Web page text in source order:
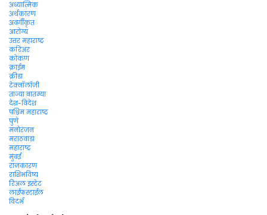
अध्यात्मिक
अर्थकारण
अवर्गीकृत
आरोग्य
उत्तर महाराष्ट्र
करिअर
कोकण
क्राईम
क्रीडा
टेक्नॉलॉजी
ताज्या बातम्या
देश-विदेश
पश्चिम महाराष्ट्र
पुणे
मनोरंजन
मराठवाडा
महाराष्ट्र
मुंबई
राजकारण
राशिभविष्य
रिअल इस्टेट
लाईफस्टाईल
विदर्भ